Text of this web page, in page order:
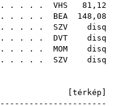
. . . . . VHS 81,12
. . . . BEA 148,08
. . . . . SZV disq
. . . . . DVT disq
. . . . MOM disq
. . . . . SZV disq
[ térkép